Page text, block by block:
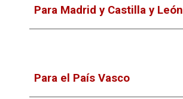
Para Madrid y Castilla y León
Para el País Vasco